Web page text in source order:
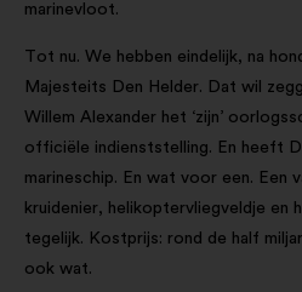
marinevloot.
Tot nu. We hebben eindelijk, na
Majesteits Den Helder. Dat wil
Willem Alexander het ‘zijn’
officiële indienststelling. En heeft
marineschip. En wat voor een. Een
kruidenier, helikoptervliegveldje en
tegelijk. Kostprijs: rond de half
ook wat.